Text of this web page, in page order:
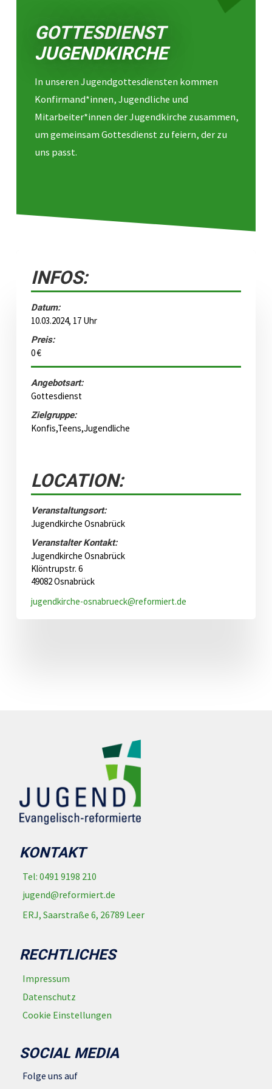
GOTTESDIENST
JUGENDKIRCHE
In unseren Jugendgottesdiensten kommen
Konfirmand*innen, Jugendliche und
Mitarbeiter*innen der Jugendkirche zusammen,
um gemeinsam Gottesdienst zu feiern, der zu
uns passt.
INFOS:
Datum:
10.03.2024, 17 Uhr
Preis:
0 €
Angebotsart:
Gottesdienst
Zielgruppe:
Konfis,Teens,Jugendliche
LOCATION:
Veranstaltungsort:
Jugendkirche Osnabrück
Veranstalter Kontakt:
Jugendkirche Osnabrück
Klöntrupstr. 6
49082 Osnabrück
jugendkirche-osnabrueck@reformiert.de
KONTAKT
Tel: 0491 9198 210
jugend@reformiert.de
ERJ, Saarstraße 6, 26789 Leer
RECHTLICHES
Impressum
Datenschutz
Cookie Einstellungen
SOCIAL MEDIA
Folge uns auf